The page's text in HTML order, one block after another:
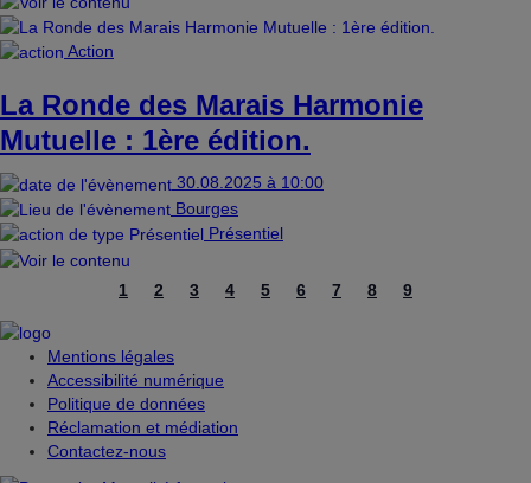
Action
La Ronde des Marais Harmonie
Mutuelle : 1ère édition.
30.08.2025 à 10:00
Bourges
Présentiel
Page
1
Page
2
Page
3
Page
4
Page
5
Page
6
Page
7
Page
8
Page
9
Mentions légales
Accessibilité numérique
Politique de données
Réclamation et médiation
Contactez-nous